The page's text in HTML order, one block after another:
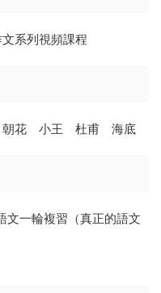
系列視頻課程
朝花 小王 杜甫 海底
文一輪複習（真正的語文